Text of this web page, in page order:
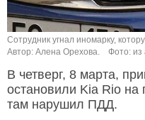
Сотрудник угнал иномарку,
Автор: Алена Орехова.
Фото: из
В четверг, 8 марта,
остановили Kia Rio на
там нарушил ПДД.